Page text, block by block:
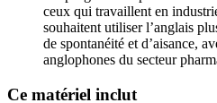
ceux qui travaillent en
souhaitent utiliser l’anglais
de spontanéité et d’aisance,
anglophones du secteur
Ce matériel inclut